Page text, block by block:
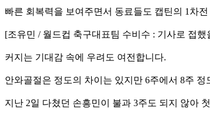
빠른 회복력을 보여주면서 동료들도 캡틴의 1차
[조유민 / 월드컵 축구대표팀 수비수 : 기사로 접
커지는 기대감 속에 우려도 여전합니다.
안와골절은 정도의 차이는 있지만 6주에서 8주
지난 2일 다쳤던 손흥민이 불과 3주도 되지 않아